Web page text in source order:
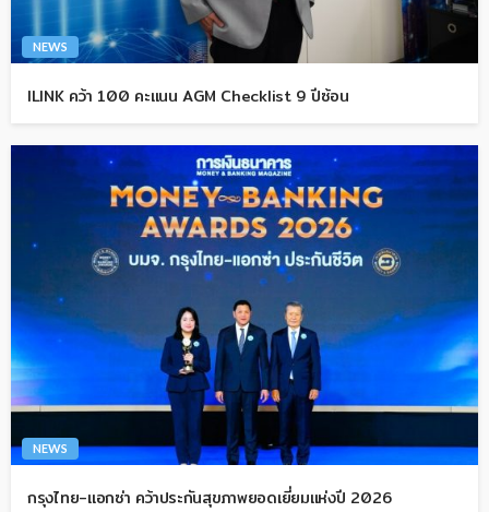
NEWS
ILINK คว้า 100 คะแนน AGM Checklist 9 ปีซ้อน
NEWS
กรุงไทย-แอกซ่า คว้าประกันสุขภาพยอดเยี่ยมแห่งปี 2026